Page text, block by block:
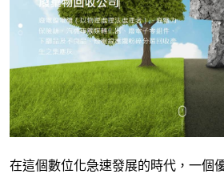
在這個數位化急速發展的時代，一個